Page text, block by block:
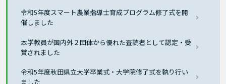
令和5年度スマート農業指導士育成プログラム修了式を開
催しました
本学教員が国内外２団体から優れた査読者として認定・受
賞されました
令和5年度秋田県立大学卒業式・大学院修了式を執り行い
ました